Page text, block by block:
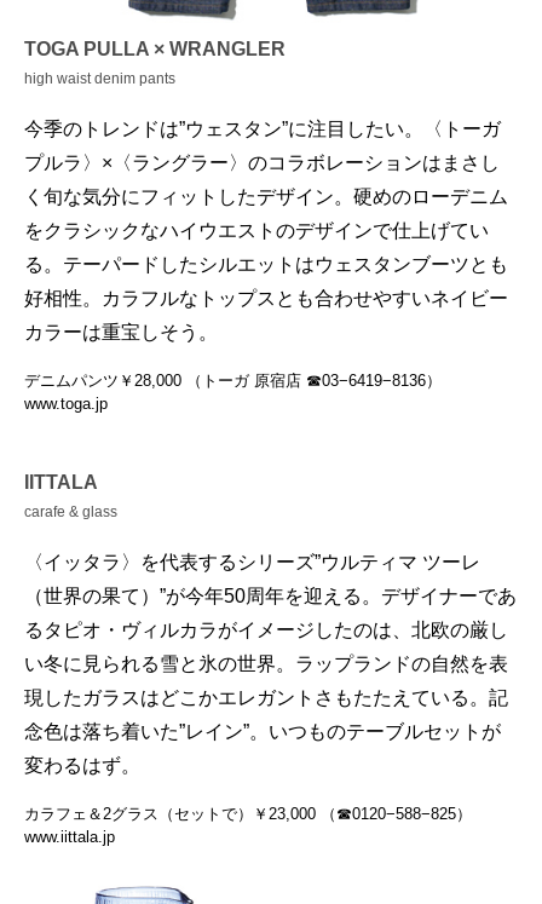
TOGA PULLA × WRANGLER
high waist denim pants
今季のトレンドは”ウェスタン”に注目したい。〈トーガ
プルラ〉×〈ラングラー〉のコラボレーションはまさし
く旬な気分にフィットしたデザイン。硬めのローデニム
をクラシックなハイウエストのデザインで仕上げてい
る。テーパードしたシルエットはウェスタンブーツとも
好相性。カラフルなトップスとも合わせやすいネイビー
カラーは重宝しそう。
デニムパンツ￥28,000 （トーガ 原宿店 ☎03−6419−8136）
www.toga.jp
IITTALA
carafe & glass
〈イッタラ〉を代表するシリーズ”ウルティマ ツーレ
（世界の果て）”が今年50周年を迎える。デザイナーであ
るタピオ・ヴィルカラがイメージしたのは、北欧の厳し
い冬に見られる雪と氷の世界。ラップランドの自然を表
現したガラスはどこかエレガントさもたたえている。記
念色は落ち着いた”レイン”。いつものテーブルセットが
変わるはず。
カラフェ＆2グラス（セットで）￥23,000 （☎︎0120−588−825）
www.iittala.jp